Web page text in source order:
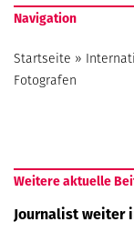
Navigation
Startseite »
Fotografen
Weitere aktuelle
Journalist weiter